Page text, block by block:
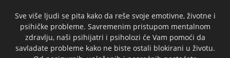
Sve više ljudi se pita kako da reše svoje emotivne, životne i
psihičke probleme. Savremenim pristupom mentalnom
zdravlju, naši psihijatri i psiholozi će Vam pomoći da
savladate probleme kako ne biste ostali blokirani u životu.